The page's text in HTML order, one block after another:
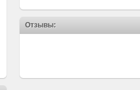
Отзывы: